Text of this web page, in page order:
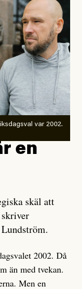
skapar
är att artikeln
– och den
personen
alla politiska
och då
går för att skydda
misstankar,
för att inte skapa
”vad som
bidrar bara till
ett enda bevis
Det som läsaren
politiska åsikter
innehåll på sina
var 2002.
en
skäl att
2002. Då
än med tvekan.
Men en